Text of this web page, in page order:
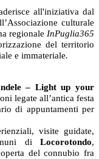
all'iniziativa dal
culturale
regionale InPuglia365
del territorio
e immateriale.
– Light up your
legate all’antica festa
di appuntamenti per
visite guidate,
di Locorotondo,
del connubio fra